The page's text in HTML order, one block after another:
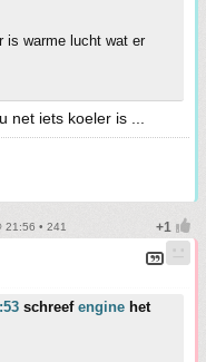
is warme lucht wat er
net iets koeler is ...
21:56 • 241
schreef engine het